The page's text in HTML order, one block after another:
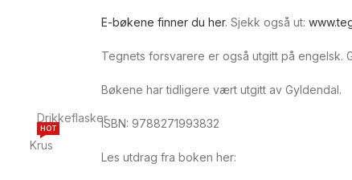
Drikkeflasker
Krus
HOT
E-bøkene finner du her. Sjekk også ut:
Tegnets forsvarere er også utgitt på engelsk.
Bøkene har tidligere vært utgitt av Gyldendal.
ISBN: 9788271993832
Les utdrag fra boken her: